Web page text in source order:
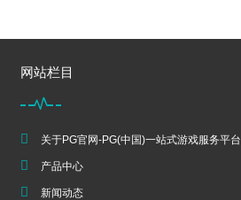
网站栏目
关于PG官网-PG(中国)一站式游戏服务平台
产品中心
新闻动态